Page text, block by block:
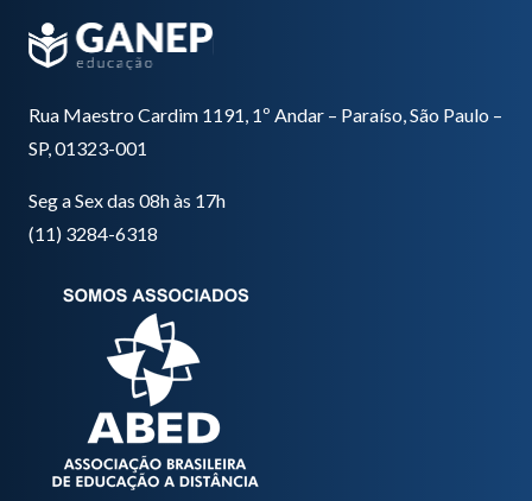
Rua Maestro Cardim 1191, 1º Andar – Paraíso, São Paulo –
SP, 01323-001
Seg a Sex das 08h às 17h
(11) 3284-6318